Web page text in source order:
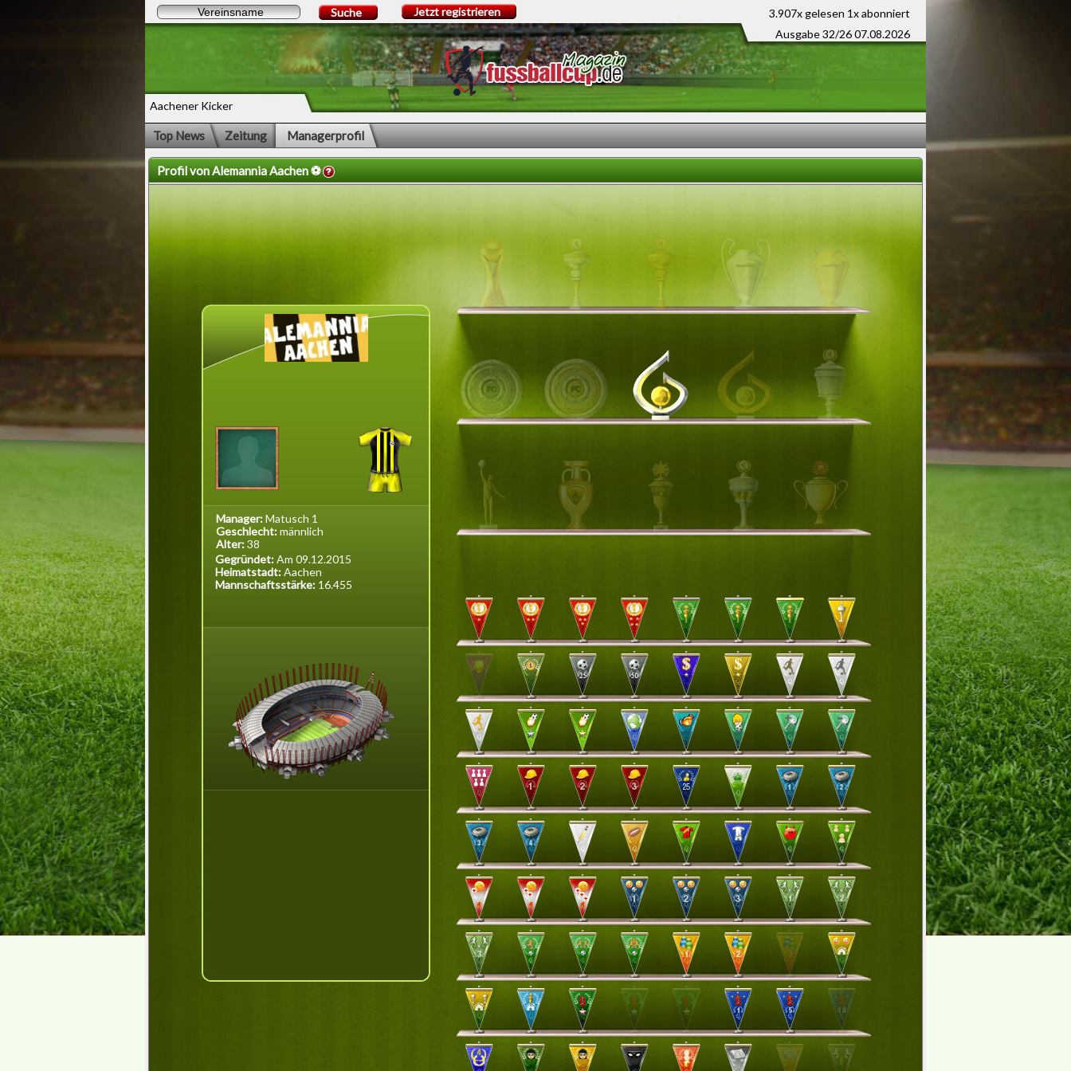
3.907x gelesen 1x abonniert
Ausgabe 32/26 07.08.2026
Aachener Kicker
Suche Jetzt registrieren
Top News Zeitung Managerprofil
Profil von Alemannia Aachen ⚽️
Manager:Matusch 1
Geschlecht:männlich
Alter:38
Gegründet:Am 09.12.2015
Heimatstadt:Aachen
Mannschaftsstärke: 16.455